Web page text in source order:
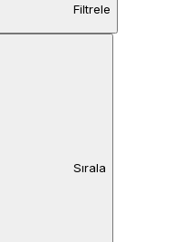
Filtrele
Sırala